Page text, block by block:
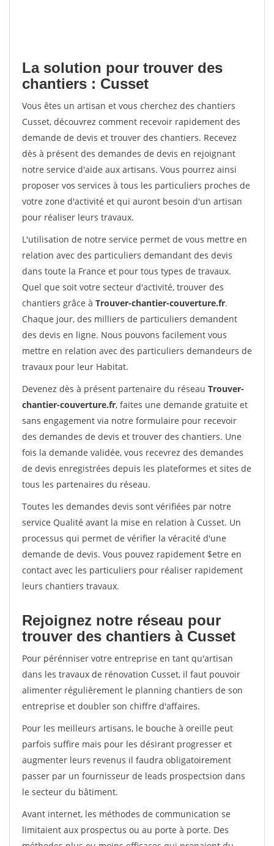
La solution pour trouver des
chantiers : Cusset
Vous êtes un artisan et vous cherchez des chantiers
Cusset, découvrez comment recevoir rapidement des
demande de devis et trouver des chantiers. Recevez
dès à présent des demandes de devis en rejoignant
notre service d'aide aux artisans. Vous pourrez ainsi
proposer vos services à tous les particuliers proches de
votre zone d'activité et qui auront besoin d'un artisan
pour réaliser leurs travaux.
L'utilisation de notre service permet de vous mettre en
relation avec des particuliers demandant des devis
dans toute la France et pour tous types de travaux.
Quel que soit votre secteur d'activité, trouver des
chantiers grâce à Trouver-chantier-couverture.fr.
Chaque jour, des milliers de particuliers demandent
des devis en ligne. Nous pouvons facilement vous
mettre en relation avec des particuliers demandeurs de
travaux pour leur Habitat.
Devenez dès à présent partenaire du réseau Trouver-
chantier-couverture.fr, faites une demande gratuite et
sans engagement via notre formulaire pour recevoir
des demandes de devis et trouver des chantiers. Une
fois la demande validée, vous recevrez des demandes
de devis enregistrées depuis les plateformes et sites de
tous les partenaires du réseau.
Toutes les demandes devis sont vérifiées par notre
service Qualité avant la mise en relation à Cusset. Un
processus qui permet de vérifier la véracité d'une
demande de devis. Vous pouvez rapidement $etre en
contact avec les particuliers pour réaliser rapidement
leurs chantiers travaux.
Rejoignez notre réseau pour
trouver des chantiers à Cusset
Pour pérénniser votre entreprise en tant qu'artisan
dans les travaux de rénovation Cusset, il faut pouvoir
alimenter régulièrement le planning chantiers de son
entreprise et doubler son chiffre d'affaires.
Pour les meilleurs artisans, le bouche à oreille peut
parfois suffire mais pour les désirant progresser et
augmenter leurs revenus il faudra obligatoirement
passer par un fournisseur de leads prospectsion dans
le secteur du bâtiment.
Avant internet, les méthodes de communication se
limitaient aux prospectus ou au porte à porte. Des